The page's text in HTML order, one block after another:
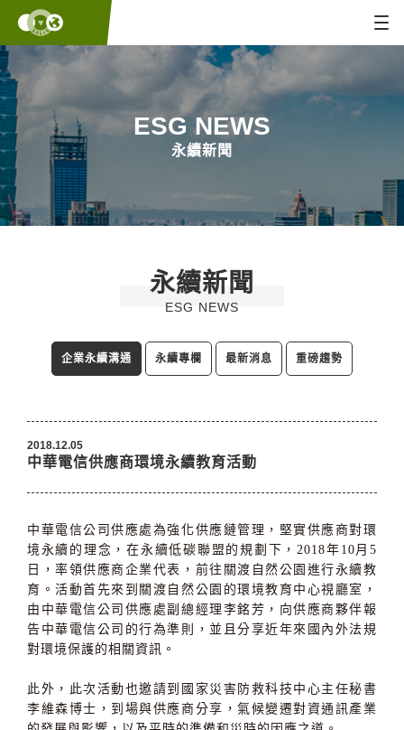
ESG NEWS
永續新聞
永續新聞
ESG NEWS
企業永續溝通 永續專欄 最新消息 重磅趨勢
2018.12.05
中華電信供應商環境永續教育活動
中華電信公司供應處為強化供應鏈管理，堅實供應商對環
境永續的理念，在永續低碳聯盟的規劃下，2018年10月5
日，率領供應商企業代表，前往關渡自然公園進行永續教
育。活動首先來到關渡自然公園的環境教育中心視廳室，
由中華電信公司供應處副總經理李銘芳，向供應商夥伴報
告中華電信公司的行為準則，並且分享近年來國內外法規
對環境保護的相關資訊。
此外，此次活動也邀請到國家災害防救科技中心主任秘書
李維森博士，到場與供應商分享，氣候變遷對資通訊產業